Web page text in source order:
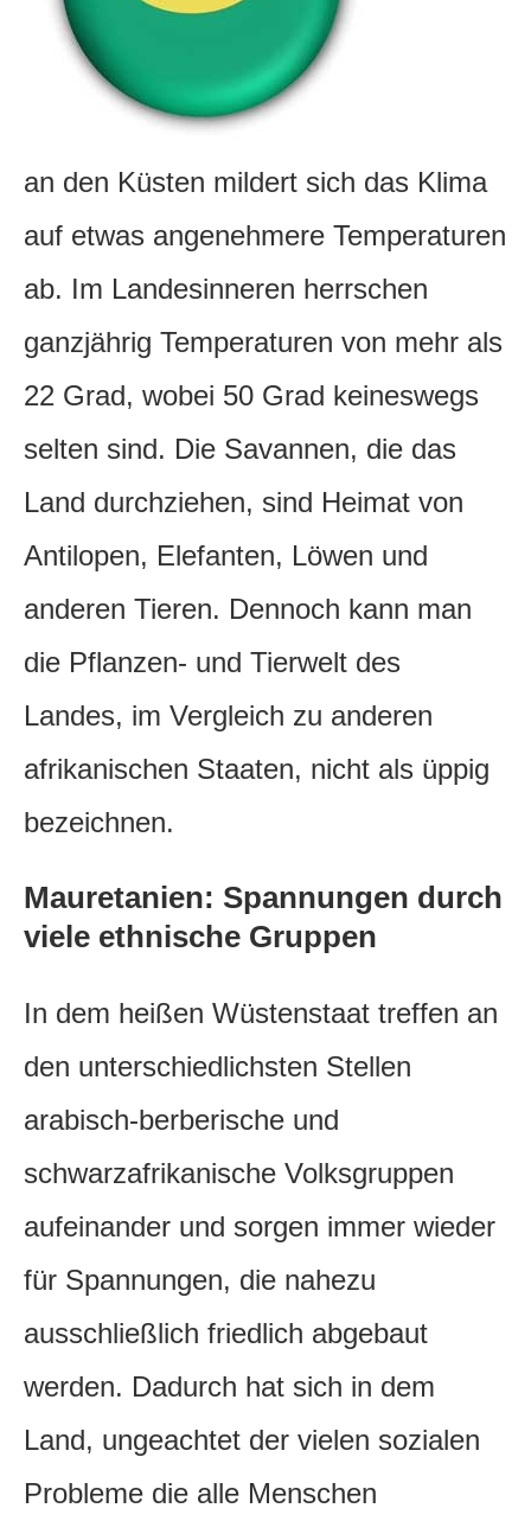
an den Küsten mildert sich das Klima
auf etwas angenehmere Temperaturen
ab. Im Landesinneren herrschen
ganzjährig Temperaturen von mehr als
22 Grad, wobei 50 Grad keineswegs
selten sind. Die Savannen, die das
Land durchziehen, sind Heimat von
Antilopen, Elefanten, Löwen und
anderen Tieren. Dennoch kann man
die Pflanzen- und Tierwelt des
Landes, im Vergleich zu anderen
afrikanischen Staaten, nicht als üppig
bezeichnen.
Mauretanien: Spannungen durch
viele ethnische Gruppen
In dem heißen Wüstenstaat treffen an
den unterschiedlichsten Stellen
arabisch-berberische und
schwarzafrikanische Volksgruppen
aufeinander und sorgen immer wieder
für Spannungen, die nahezu
ausschließlich friedlich abgebaut
werden. Dadurch hat sich in dem
Land, ungeachtet der vielen sozialen
Probleme die alle Menschen